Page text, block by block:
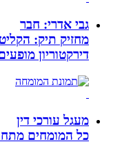
גבי אדרי: חבר
מחזיק תיק: הקליטה,
דירקטוריון מופעים,
מעגל עורכי דין
כל המומחים מתחום